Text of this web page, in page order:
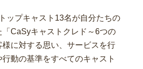
ップキャスト13名が自分たちの
「CaSyキャストクレド～6つの
様に対する思い、サービスを行
動の基準をすべてのキャスト